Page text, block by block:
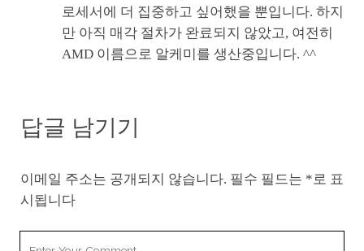
로세서에 더 집중하고 싶어했을 뿐입니다. 하지
만 아직 매각 절차가 완료되지 않았고, 여전히
AMD 이름으로 알케미를 생산중입니다. ^^
답글 남기기
이메일 주소는 공개되지 않습니다. 필수 필드는 * 로 표
시됩니다